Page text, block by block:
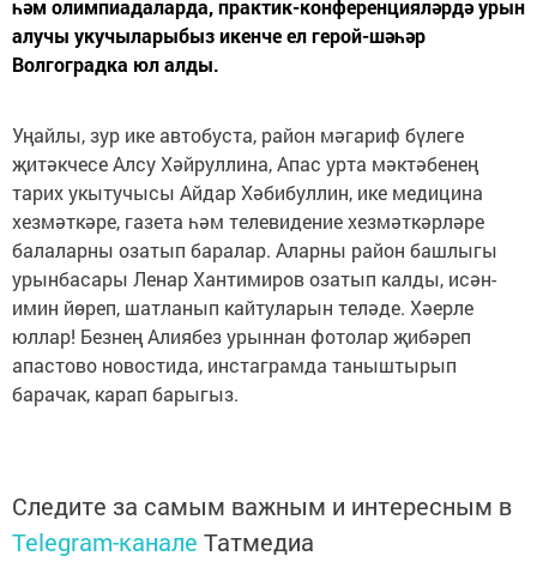
һәм олимпиадаларда, практик-конференцияләрдә урын
алучы укучыларыбыз икенче ел герой-шәһәр
Волгоградка юл алды.
Уңайлы, зур ике автобуста, район мәгариф бүлеге
җитәкчесе Алсу Хәйруллина, Апас урта мәктәбенең
тарих укытучысы Айдар Хәбибуллин, ике медицина
хезмәткәре, газета һәм телевидение хезмәткәрләре
балаларны озатып баралар. Аларны район башлыгы
урынбасары Ленар Хантимиров озатып калды, исән-
имин йөреп, шатланып кайтуларын теләде. Хәерле
юллар! Безнең Алиябез урыннан фотолар җибәреп
апастово новостида, инстаграмда таныштырып
барачак, карап барыгыз.
Следите за самым важным и интересным в
Telegram-канале Татмедиа